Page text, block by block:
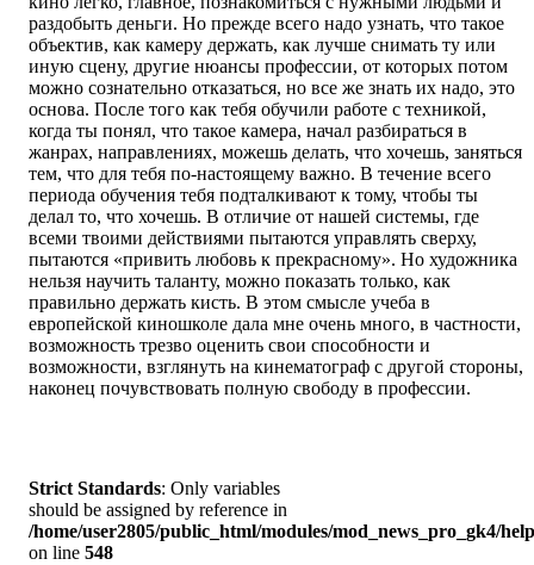
раздобыть деньги. Но прежде всего надо узнать, что такое
объектив, как камеру держать, как лучше снимать ту или
иную сцену, другие нюансы профессии, от которых потом
можно сознательно отказаться, но все же знать их надо, это
основа. После того как тебя обучили работе с техникой,
когда ты понял, что такое камера, начал разбираться в
жанрах, направлениях, можешь делать, что хочешь, заняться
тем, что для тебя по-настоящему важно. В течение всего
периода обучения тебя подталкивают к тому, чтобы ты
делал то, что хочешь. В отличие от нашей системы, где
всеми твоими действиями пытаются управлять сверху,
пытаются «привить любовь к прекрасному». Но художника
нельзя научить таланту, можно показать только, как
правильно держать кисть. В этом смысле учеба в
европейской киношколе дала мне очень много, в частности,
возможность трезво оценить свои способности и
возможности, взглянуть на кинематограф с другой стороны,
наконец почувствовать полную свободу в профессии.
Strict Standards: Only variables
should be assigned by reference in
/home/user2805/public_html/modules/mod_news_pro_gk4/
on line 548